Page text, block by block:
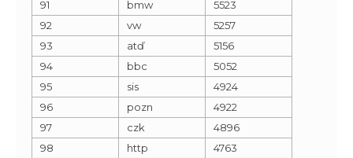
91 bmw
5523
92
vw
5257
93
atď
5156
94
bbc
5052
95
sis
4924
96
pozn
4922
97
czk
4896
98
http
4763